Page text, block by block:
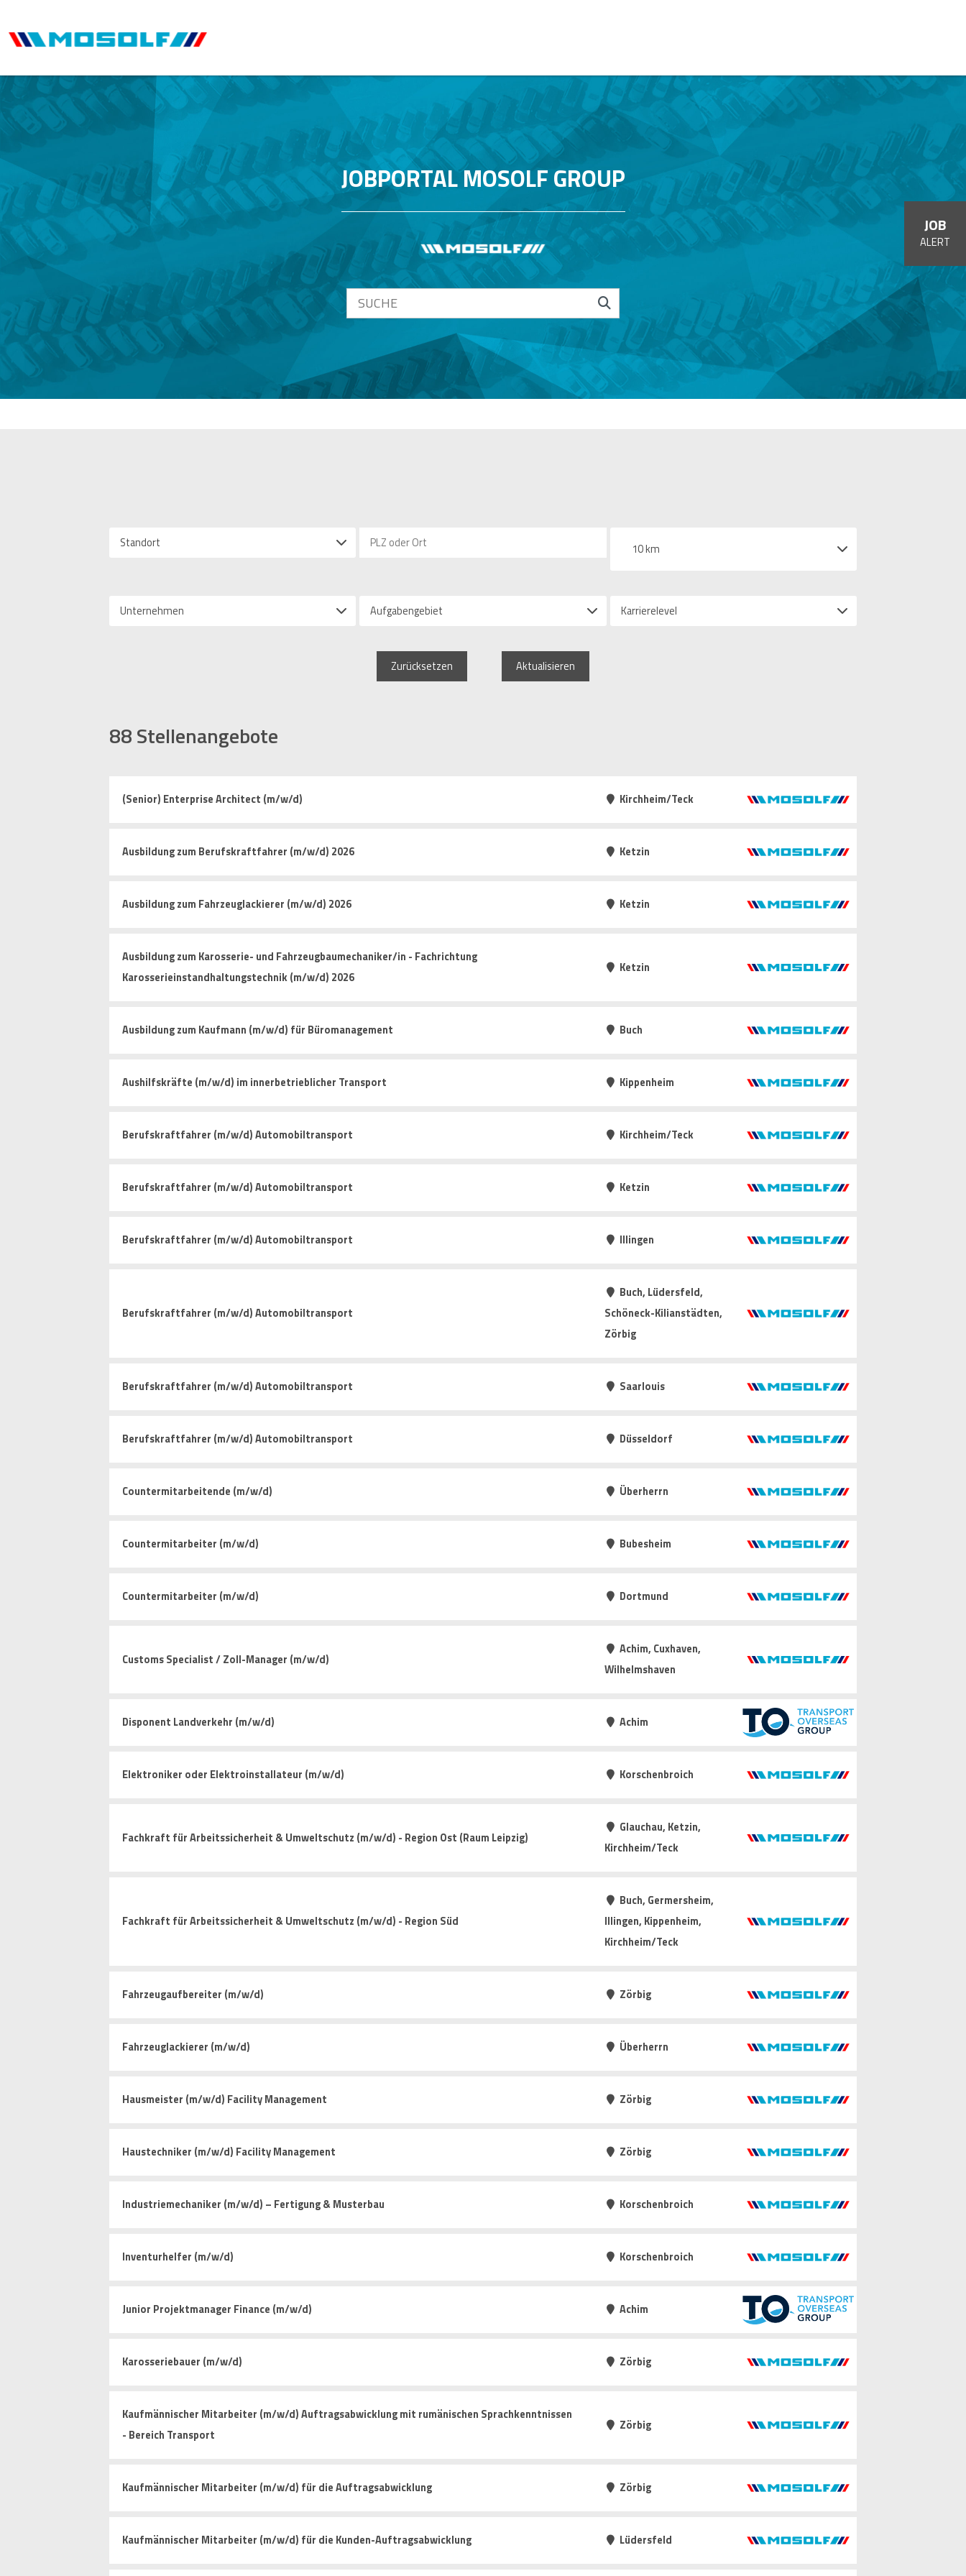
JOBPORTAL MOSOLF GROUP
Standort 10 km
Unternehmen Aufgabengebiet Karrierelevel
Zurücksetzen Aktualisieren
88Stellenangebote
(Senior) Enterprise Architect (m/w/d) Kirchheim/Teck
Ausbildung zum Berufskraftfahrer (m/w/d) 2026 Ketzin
Ausbildung zum Fahrzeuglackierer (m/w/d) 2026 Ketzin
Ausbildung zum Karosserie- und Fahrzeugbaumechaniker/in - Fachrichtung
Karosserieinstandhaltungstechnik (m/w/d) 2026
Ketzin
Ausbildung zum Kaufmann (m/w/d) für Büromanagement Buch
Aushilfskräfte (m/w/d) im innerbetrieblicher Transport Kippenheim
Berufskraftfahrer (m/w/d) Automobiltransport Kirchheim/Teck
Berufskraftfahrer (m/w/d) Automobiltransport Ketzin
Berufskraftfahrer (m/w/d) Automobiltransport Illingen
Berufskraftfahrer (m/w/d) Automobiltransport
Buch, Lüdersfeld,
Schöneck-Kilianstädten,
Zörbig
Berufskraftfahrer (m/w/d) Automobiltransport Saarlouis
Berufskraftfahrer (m/w/d) Automobiltransport Düsseldorf
Countermitarbeitende (m/w/d) Überherrn
Countermitarbeiter (m/w/d) Bubesheim
Countermitarbeiter (m/w/d) Dortmund
Customs Specialist / Zoll-Manager (m/w/d)
Achim, Cuxhaven,
Wilhelmshaven
Disponent Landverkehr (m/w/d) Achim
Elektroniker oder Elektroinstallateur (m/w/d) Korschenbroich
Fachkraft für Arbeitssicherheit & Umweltschutz (m/w/d) - Region Ost (Raum Leipzig)
Glauchau, Ketzin,
Kirchheim/Teck
Fachkraft für Arbeitssicherheit & Umweltschutz (m/w/d) - Region Süd
Buch, Germersheim,
Illingen, Kippenheim,
Kirchheim/Teck
Fahrzeugaufbereiter (m/w/d) Zörbig
Fahrzeuglackierer (m/w/d) Überherrn
Hausmeister (m/w/d) Facility Management Zörbig
Haustechniker (m/w/d) Facility Management Zörbig
Industriemechaniker (m/w/d) – Fertigung & Musterbau Korschenbroich
Inventurhelfer (m/w/d) Korschenbroich
Junior Projektmanager Finance (m/w/d) Achim
Karosseriebauer (m/w/d) Zörbig
Kaufmännischer Mitarbeiter (m/w/d) Auftragsabwicklung mit rumänischen Sprachkenntnissen
- Bereich Transport
Zörbig
Kaufmännischer Mitarbeiter (m/w/d) für die Auftragsabwicklung Zörbig
Kaufmännischer Mitarbeiter (m/w/d) für die Kunden-Auftragsabwicklung Lüdersfeld
JOB
ALERT